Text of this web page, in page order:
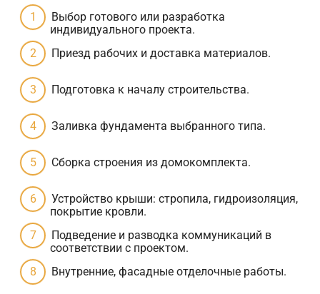
Выбор готового или разработка
индивидуального проекта.
Приезд рабочих и доставка материалов.
Подготовка к началу строительства.
Заливка фундамента выбранного типа.
Сборка строения из домокомплекта.
Устройство крыши: стропила, гидроизоляция,
покрытие кровли.
Подведение и разводка коммуникаций в
соответствии с проектом.
Внутренние, фасадные отделочные работы.